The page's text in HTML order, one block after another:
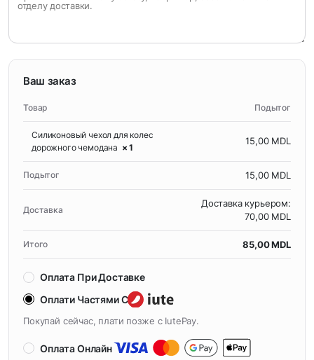
Ваш заказ
Товар Подытог
Силиконовый чехол для колес
дорожного чемодана × 1
15,00 MDL
Подытог 15,00 MDL
Доставка
Доставка курьером:
70,00 MDL
Итого 85,00MDL
Оплата При Доставке
Оплати Частями С
Покупай сейчас, плати позже с IutePay.
Оплата Онлайн